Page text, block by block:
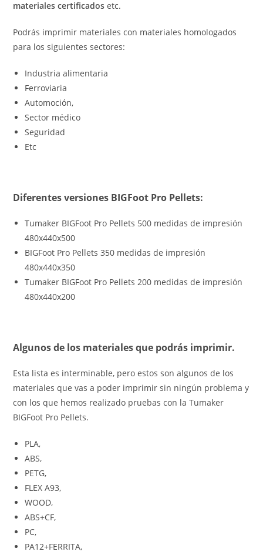
materiales certificados etc.
Podrás imprimir materiales con materiales homologados
para los siguientes sectores:
Industria alimentaria
Ferroviaria
Automoción,
Sector médico
Seguridad
Etc
Diferentes versiones BIGFoot Pro Pellets:
Tumaker BIGFoot Pro Pellets 500 medidas de impresión
480x440x500
BIGFoot Pro Pellets 350 medidas de impresión
480x440x350
Tumaker BIGFoot Pro Pellets 200 medidas de impresión
480x440x200
Algunos de los materiales que podrás imprimir.
Esta lista es interminable, pero estos son algunos de los
materiales que vas a poder imprimir sin ningún problema y
con los que hemos realizado pruebas con la Tumaker
BIGFoot Pro Pellets.
PLA,
ABS,
PETG,
FLEX A93,
WOOD,
ABS+CF,
PC,
PA12+FERRITA,